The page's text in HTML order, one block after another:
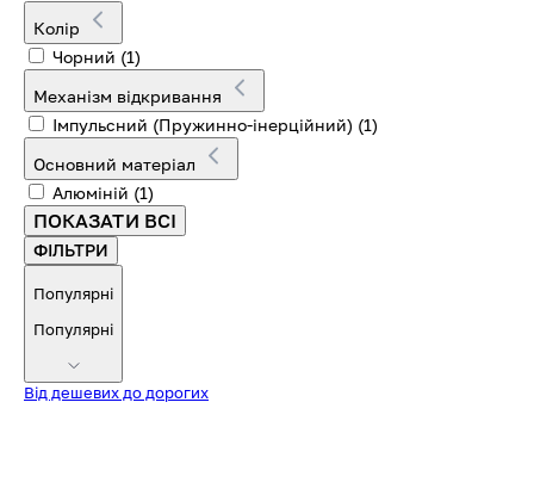
Колір
Чорний (1)
Механізм відкривання
Імпульсний (Пружинно-інерційний) (1)
Основний матеріал
Алюміній (1)
ПОКАЗАТИ ВСІ
ФІЛЬТРИ
Популярні
Популярні
Від дешевих до дорогих